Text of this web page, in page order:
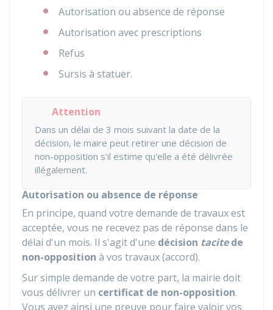
Autorisation ou absence de réponse
Autorisation avec prescriptions
Refus
Sursis à statuer.
Attention
Dans un délai de 3 mois suivant la date de la
décision, le maire peut retirer une décision de
non-opposition s'il estime qu'elle a été délivrée
illégalement.
Autorisation ou absence de réponse
En principe, quand votre demande de travaux est
acceptée, vous ne recevez pas de réponse dans le
délai d'un mois. Il s'agit d'une décision tacitede
non-opposition à vos travaux (accord).
Sur simple demande de votre part, la mairie doit
vous délivrer un certificat de non-opposition.
Vous avez ainsi une preuve pour faire valoir vos